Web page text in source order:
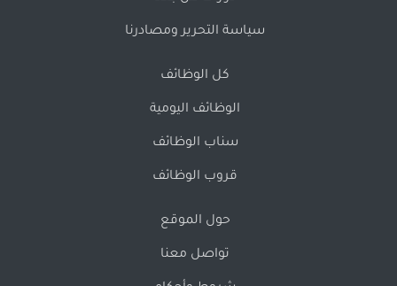
سياسة التحرير ومصادرنا
كل الوظائف
الوظائف اليومية
سناب الوظائف
قروب الوظائف
حول الموقع
تواصل معنا